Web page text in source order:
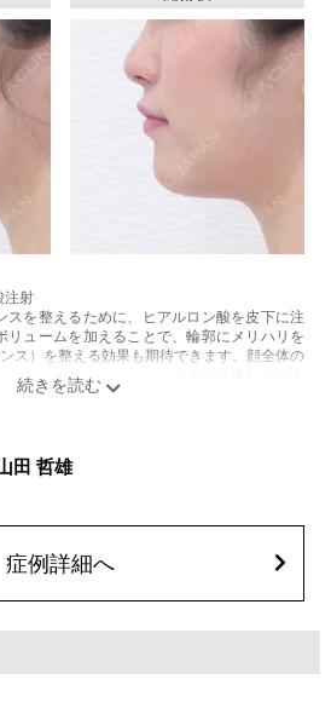
注射
スを整えるために、ヒアルロン酸を皮下に注
リュームを加えることで、輪郭にメリハリを
ス）を整える効果も期待できます。顔全体の
や、あごが引っ込んで見える方に適したプチ
れ、赤み、内出血、痛み、突っ張り感などが
常は数日〜1週間程度で徐々に軽快します。ま
菌感染、血管閉塞、しこり（硬化）や小さな
す。施術後1〜2週間程度は、注入部位を強く
76,800円(税込)
田 哲雄
症例詳細へ